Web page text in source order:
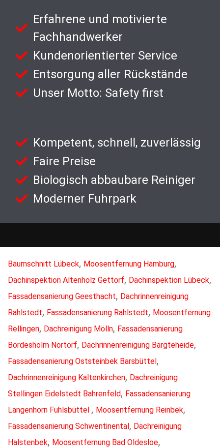
Erfahrene und motivierte
Fachhandwerker
Kundenorientierter Service
Entsorgung aller Rückstände
Unser Motto: Safety first
Kompetent, schnell, zuverlässig
Faire Preise
Biologisch abbaubare Reiniger
Moderner Fuhrpark
Baumschnitt Lübeck, Moosentfernung Hamburg,
Dachinspektion Altenholz Gettorf, Dachinspektion Lübeck,
Fassadensanierung Geesthacht, Dachrinnenreinigung
Rahlstedt, Fassadensanierung Rahlstedt, Moosentfernung
Rellingen, Dachreinigung Mölln, Fassadensanierung
Bordesholm Nortorf, Dachrinnenreinigung Bargteheide,
Fassadensanierung Oststeinbek Barsbüttel,
Dachrinnenreinigung Kaltenkirchen, Dachreinigung
Stellingen Eidelstedt Bahrenfeld, Fassadensanierung
Langenhorn Fuhlsbüttel , Moosentfernung Reinbek,
Fassadensanierung Schwentinental, Dachreinigung
Halstenbek, Moosentfernung Bad Oldesloe,